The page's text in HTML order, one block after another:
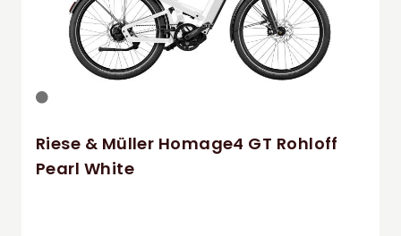
Riese & Müller Homage4 GT Rohloff
Pearl White